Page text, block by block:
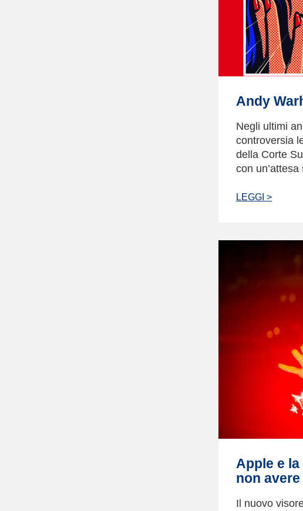
Andy
Negli ultimi
controversia
della Corte
con un’attesa
LEGGI >
Apple e
non
Il nuovo